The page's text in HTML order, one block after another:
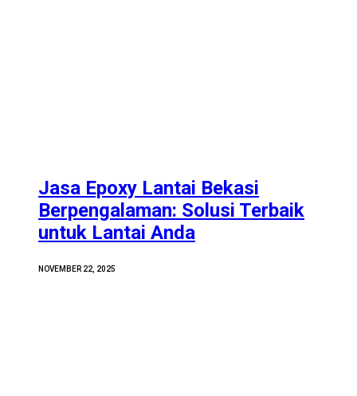
Jasa Epoxy Lantai Bekasi
Berpengalaman: Solusi Terbaik
untuk Lantai Anda
NOVEMBER 22, 2025